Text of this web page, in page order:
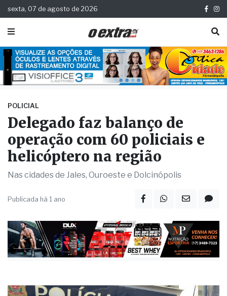
sexta, 07 de agosto de 2026
POLICIAL
Delegado faz balanço de
operação com 60 policiais e
Nas cidades de Jales, Ouroeste e Dolcinópolis
Publicada há 1 ano